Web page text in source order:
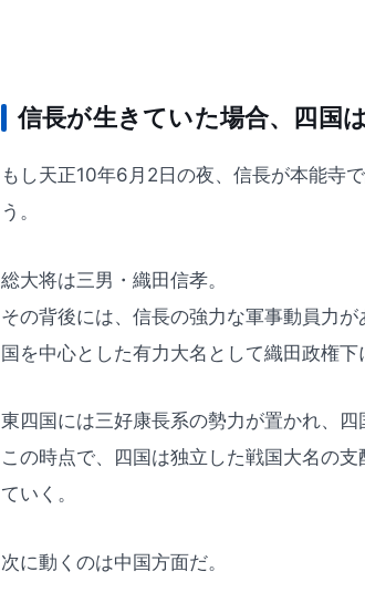
信長が生きていた場合、四国
もし天正10年6月2日の夜、信長が本能寺
う。
総大将は三男・織田信孝。
その背後には、信長の強力な軍事動員力
国を中心とした有力大名として織田政権下
東四国には三好康長系の勢力が置かれ、四
この時点で、四国は独立した戦国大名の
ていく。
次に動くのは中国方面だ。